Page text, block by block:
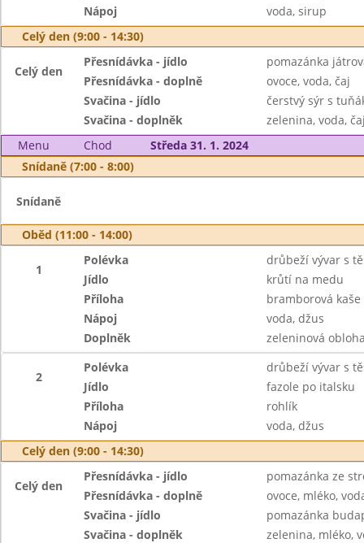
Nápoj
voda, sirup
Celý den (9:00 - 14:30)
Celý den
Přesnídávka - jídlo
pomazánka
Přesnídávka - doplně
ovoce, voda, čaj
Svačina - jídlo
čerstvý sýr s
Svačina - doplněk
zelenina, voda,
Menu
Chod
Středa 31. 1. 2024
Snídaně (7:00 - 8:00)
Snídaně
Oběd (11:00 - 14:00)
1
Polévka
drůbeží vývar s
Jídlo
krůtí na medu
Příloha
bramborová kaše
Nápoj
voda, džus
Doplněk
zeleninová
2
Polévka
drůbeží vývar s
Jídlo
fazole po italsku
Příloha
rohlík
Nápoj
voda, džus
Celý den (9:00 - 14:30)
Celý den
Přesnídávka - jídlo
pomazánka ze
Přesnídávka - doplně
ovoce, mléko,
Svačina - jídlo
pomazánka
Svačina - doplněk
zelenina, mléko,